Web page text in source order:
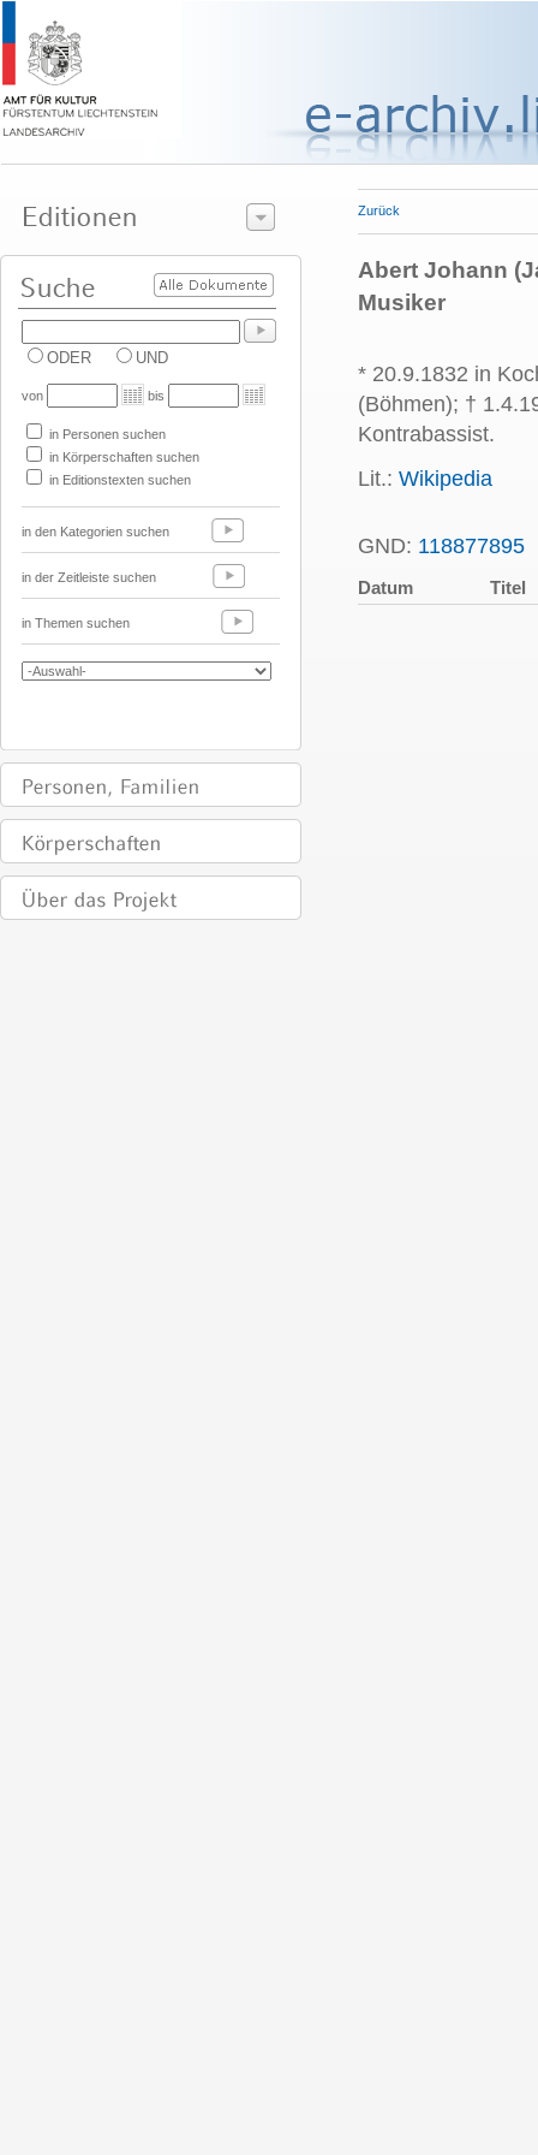
ODER UND
von bis
in Personen suchen
in Körperschaften suchen
in Editionstexten suchen
in den Kategorien suchen
in der Zeitleiste suchen
in Themen suchen
Zurück
Abert Johann
Musiker
* 20.9.1832 in
(Böhmen); †
Kontrabassist.
Lit.: Wikipedia
GND: 118877895
Datum Titel